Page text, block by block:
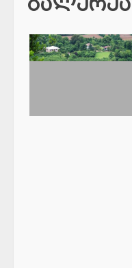
გალერეა